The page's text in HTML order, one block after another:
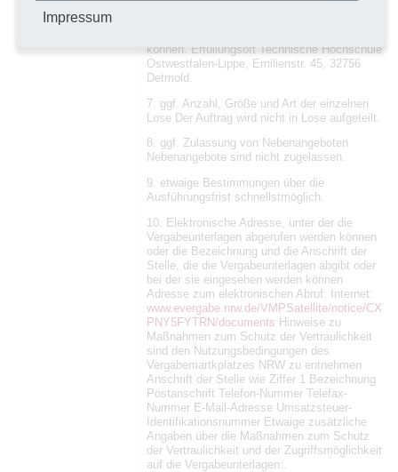
können. Erfüllungsort Technische Hochschule
Ostwestfalen-Lippe, Emilienstr. 45, 32756
Detmold.
7. ggf. Anzahl, Größe und Art der einzelnen
Lose Der Auftrag wird nicht in Lose aufgeteilt.
8. ggf. Zulassung von Nebenangeboten
Nebenangebote sind nicht zugelassen.
9. etwaige Bestimmungen über die
Ausführungsfrist schnellstmöglich.
10. Elektronische Adresse, unter der die
Vergabeunterlagen abgerufen werden können
oder die Bezeichnung und die Anschrift der
Stelle, die die Vergabeunterlagen abgibt oder
bei der sie eingesehen werden können
Adresse zum elektronischen Abruf: Internet:
www.evergabe.nrw.de/VMPSatellite/notice/CX
PNY5FYTRN/documents Hinweise zu
Maßnahmen zum Schutz der Vertraulichkeit
sind den Nutzungsbedingungen des
Vergabemartkplatzes NRW zu entnehmen
Anschrift der Stelle wie Ziffer 1 Bezeichnung
Postanschrift Telefon-Nummer Telefax-
Nummer E-Mail-Adresse Umsatzsteuer-
Identifikationsnummer Etwaige zusätzliche
Angaben über die Maßnahmen zum Schutz
der Vertraulichkeit und der Zugriffsmöglichkeit
auf die Vergabeunterlagen:.
Impressum